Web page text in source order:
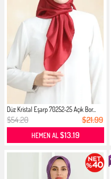
Düz Kristal Eşarp 70252-25 Açık Bor...
$54.20 $21.99
HEMEN AL$13.19